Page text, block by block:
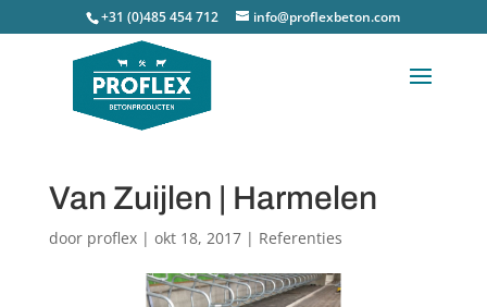
+31 (0)485 454 712 info@proflexbeton.com
Van Zuijlen | Harmelen
door proflex| okt 18, 2017| Referenties